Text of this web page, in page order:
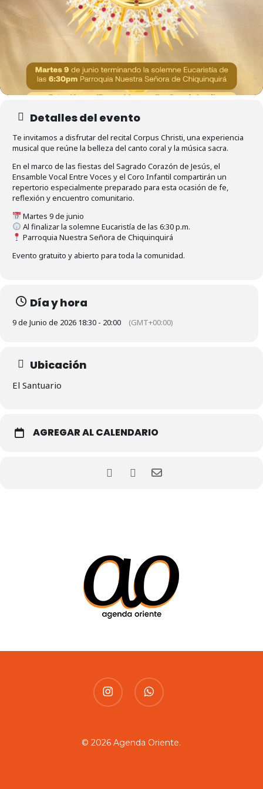
Detalles del evento
Te invitamos a disfrutar del recital Corpus Christi, una experiencia
musical que reúne la belleza del canto coral y la música sacra.
En el marco de las fiestas del Sagrado Corazón de Jesús, el
Ensamble Vocal Entre Voces y el Coro Infantil compartirán un
repertorio especialmente preparado para esta ocasión de fe,
reflexión y encuentro comunitario.
Martes 9 de junio
Al finalizar la solemne Eucaristía de las 6:30 p.m.
Parroquia Nuestra Señora de Chiquinquirá
Evento gratuito y abierto para toda la comunidad.
Día y hora
9 de Junio de 2026 18:30 - 20:00 (GMT+00:00)
Ubicación
El Santuario
AGREGAR AL CALENDARIO
instagram whatsapp
© 2026 Agenda Oriente.